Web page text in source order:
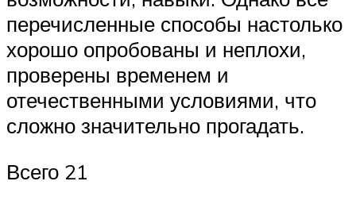
перечисленные способы настолько
хорошо опробованы и неплохи,
проверены временем и
отечественными условиями, что
сложно значительно прогадать.
Всего 21